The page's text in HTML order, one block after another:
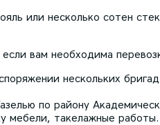
или несколько сотен
если вам необходима
нескольких
по району
мебели, такелажные работы.